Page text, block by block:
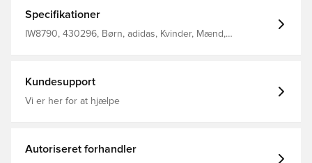
Specifikationer
IW8790, 430296, Børn, adidas, Kvinder, Mænd,
Kundesupport
Vi er her for at hjælpe
Autoriseret forhandler